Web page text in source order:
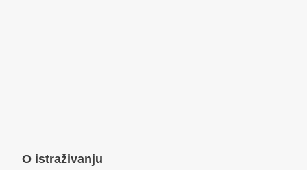
O istraživanju